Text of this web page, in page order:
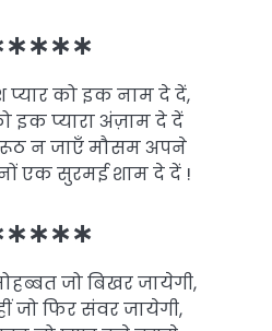
को इक नाम दे दें,
इक प्यारा अंज़ाम दे दें
न जाएँ मौसम अपने
एक सुरमई शाम दे दें !
जो बिखर जायेगी,
जो फिर संवर जायेगी,